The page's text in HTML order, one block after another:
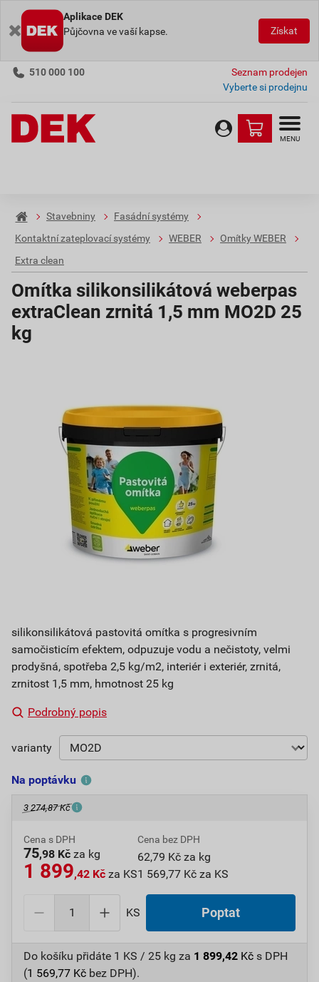
Aplikace DEK
Půjčovna ve vaší kapse.
Získat
510 000 100
Seznam prodejen
Vyberte si prodejnu
MENU
Stavebniny
Fasádní systémy
Kontaktní zateplovací systémy
WEBER
Omítky WEBER
Extra clean
Omítka silikonsilikátová weberpas
extraClean zrnitá 1,5 mm MO2D 25
kg
silikonsilikátová pastovitá omítka s progresivním
samočisticím efektem, odpuzuje vodu a nečistoty, velmi
prodyšná, spotřeba 2,5 kg/m2, interiér i exteriér, zrnitá,
zrnitost 1,5 mm, hmotnost 25 kg
Podrobný popis
varianty
Na poptávku
3 274,87 Kč
Cena s DPH
75,98 Kč za kg
1 899,42 Kč za KS
Cena bez DPH
62,79 Kč za kg
1 569,77 Kč za KS
KS Poptat
Do košíku přidáte 1 KS / 25 kg za 1 899,42 Kč s DPH
(1 569,77 Kč bez DPH).